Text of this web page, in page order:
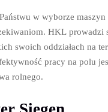
w wyborze
HKL prowadzi
swoich oddziałach na
pracy na polu
rolnego.